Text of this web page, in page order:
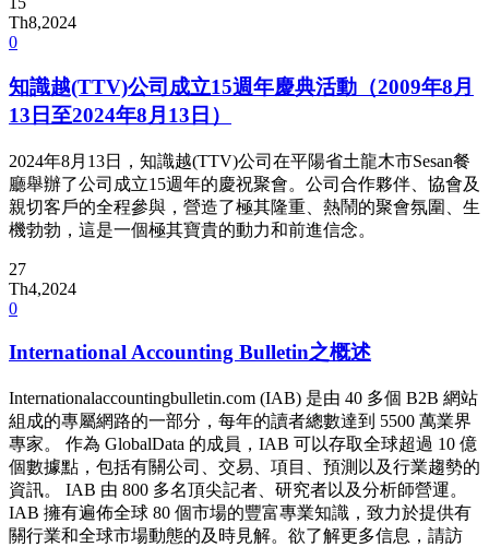
Th8,2024
0
知識越(TTV)公司成立15週年慶典活動（2009年8月
13日至2024年8月13日）
2024年8月13日，知識越(TTV)公司在平陽省土龍木市Sesan餐
廳舉辦了公司成立15週年的慶祝聚會。公司合作夥伴、協會及
親切客戶的全程參與，營造了極其隆重、熱鬧的聚會氛圍、生
機勃勃，這是一個極其寶貴的動力和前進信念。
27
Th4,2024
0
International Accounting Bulletin之概述
Internationalaccountingbulletin.com (IAB) 是由 40 多個 B2B 網站
組成的專屬網路的一部分，每年的讀者總數達到 5500 萬業界
專家。 作為 GlobalData 的成員，IAB 可以存取全球超過 10 億
個數據點，包括有關公司、交易、項目、預測以及行業趨勢的
資訊。 IAB 由 800 多名頂尖記者、研究者以及分析師營運。
IAB 擁有遍佈全球 80 個市場的豐富專業知識，致力於提供有
關行業和全球市場動態的及時見解。欲了解更多信息，請訪